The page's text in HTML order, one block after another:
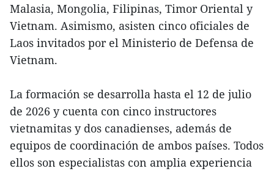
Malasia, Mongolia, Filipinas, Timor Oriental y
Vietnam. Asimismo, asisten cinco oficiales de
Laos invitados por el Ministerio de Defensa de
Vietnam.
La formación se desarrolla hasta el 12 de julio
de 2026 y cuenta con cinco instructores
vietnamitas y dos canadienses, además de
equipos de coordinación de ambos países. Todos
ellos son especialistas con amplia experiencia